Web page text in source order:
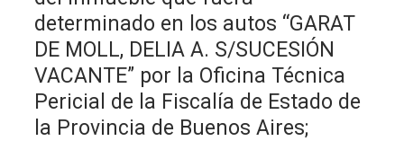
determinado en los autos “GARAT
DE MOLL, DELIA A. S/SUCESIÓN
VACANTE” por la Oficina Técnica
Pericial de la Fiscalía de Estado de
la Provincia de Buenos Aires;